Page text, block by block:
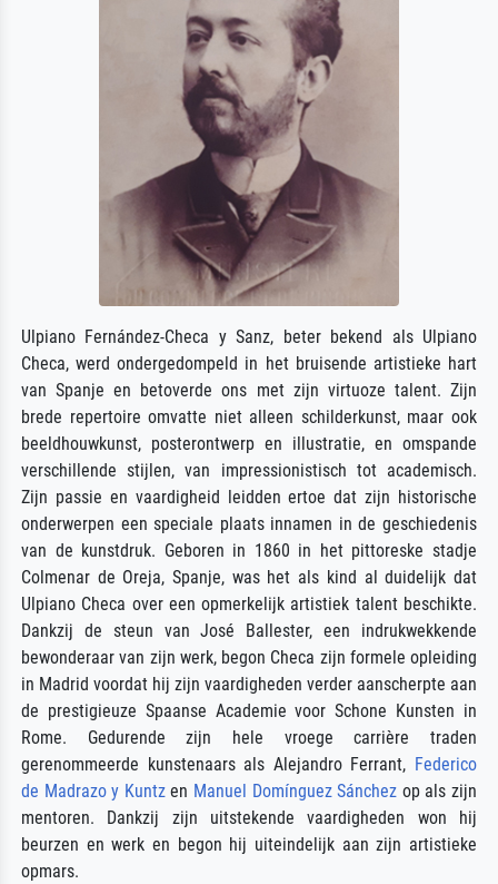
Ulpiano Fernández-Checa y Sanz, beter bekend als Ulpiano
Checa, werd ondergedompeld in het bruisende artistieke hart
van Spanje en betoverde ons met zijn virtuoze talent. Zijn
brede repertoire omvatte niet alleen schilderkunst, maar ook
beeldhouwkunst, posterontwerp en illustratie, en omspande
verschillende stijlen, van impressionistisch tot academisch.
Zijn passie en vaardigheid leidden ertoe dat zijn historische
onderwerpen een speciale plaats innamen in de geschiedenis
van de kunstdruk. Geboren in 1860 in het pittoreske stadje
Colmenar de Oreja, Spanje, was het als kind al duidelijk dat
Ulpiano Checa over een opmerkelijk artistiek talent beschikte.
Dankzij de steun van José Ballester, een indrukwekkende
bewonderaar van zijn werk, begon Checa zijn formele opleiding
in Madrid voordat hij zijn vaardigheden verder aanscherpte aan
de prestigieuze Spaanse Academie voor Schone Kunsten in
Rome. Gedurende zijn hele vroege carrière traden
gerenommeerde kunstenaars als Alejandro Ferrant, Federico
de Madrazo y Kuntzen Manuel Domínguez Sánchez op als zijn
mentoren. Dankzij zijn uitstekende vaardigheden won hij
beurzen en werk en begon hij uiteindelijk aan zijn artistieke
opmars.